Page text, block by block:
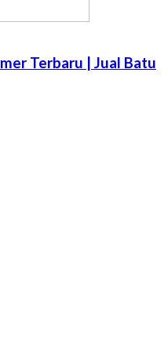
Terbaru | Jual Batu